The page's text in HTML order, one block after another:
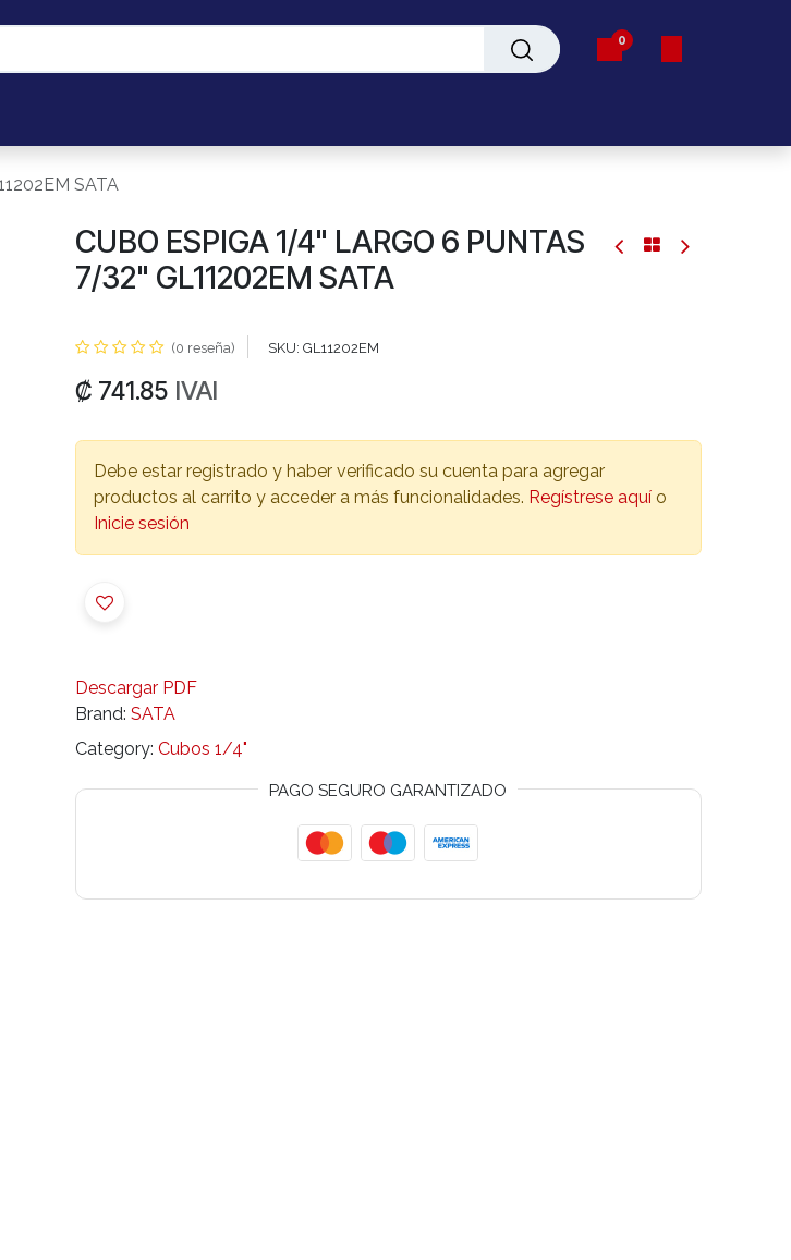
0
SATA
CUBO ESPIGA 1/4" LARGO 6 PUNTAS
7/32" GL11202EM SATA
(0 reseña) SKU: GL11202EM
₡ 741.85 IVAI
Debe estar registrado y haber verificado su cuenta para agregar
productos al carrito y acceder a más funcionalidades. Regístrese aquí o
Inicie sesión
Descargar PDF
Brand: SATA
Category: Cubos 1/4"
PAGO SEGURO GARANTIZADO